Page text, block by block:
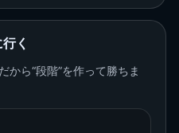
く
から“段階”を作って勝ちま